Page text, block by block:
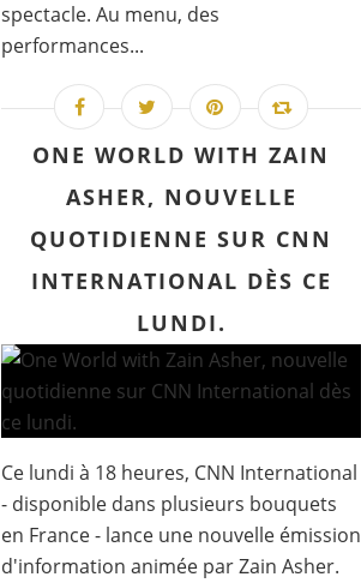
spectacle. Au menu, des
performances...
ONE WORLD WITH ZAIN
ASHER, NOUVELLE
QUOTIDIENNE SUR CNN
INTERNATIONAL DÈS CE
LUNDI.
Ce lundi à 18 heures, CNN International
- disponible dans plusieurs bouquets
en France - lance une nouvelle émission
d'information animée par Zain Asher.